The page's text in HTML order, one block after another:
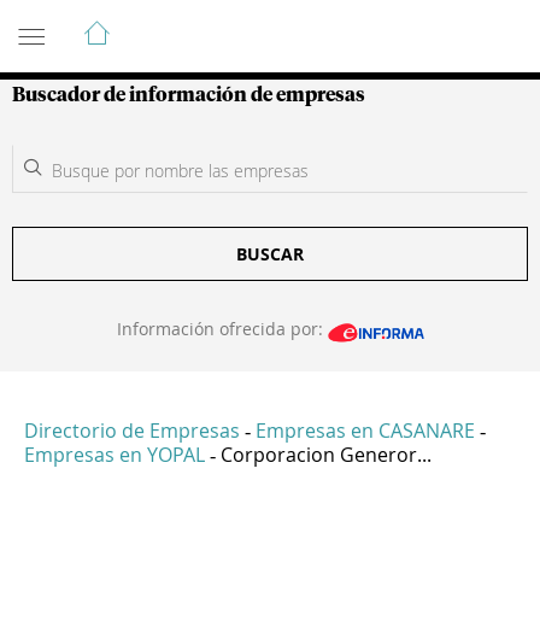
Guía de Empresas Colombianas
Buscador de información de empresas
BUSCAR
Información ofrecida por:
Directorio de Empresas - Empresas en CASANARE -
Empresas en YOPAL - Corporacion Generor...